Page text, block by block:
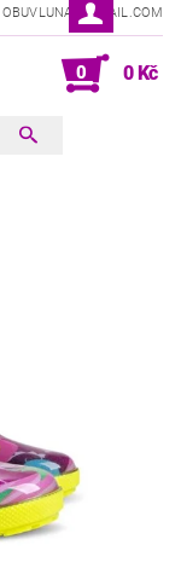
OBUVLUNA@GMAIL.COM
0 0 Kč